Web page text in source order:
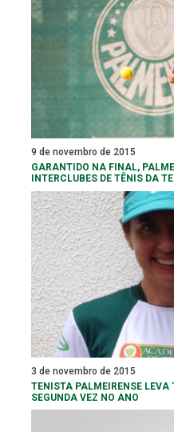
9 de novembro de 2015
GARANTIDO NA FINAL,
INTERCLUBES DE TÊNIS DA
3 de novembro de 2015
TENISTA PALMEIRENSE LEVA
SEGUNDA VEZ NO ANO